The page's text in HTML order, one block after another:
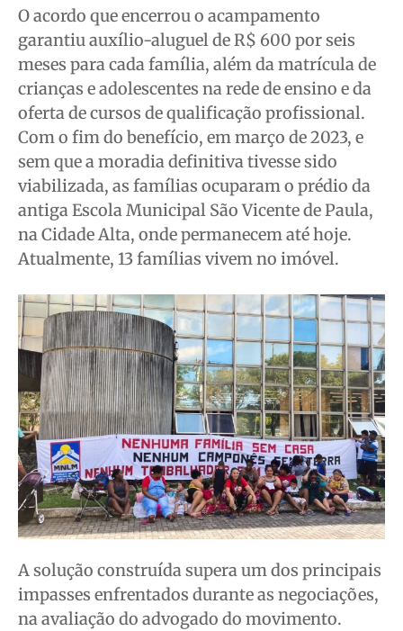
O acordo que encerrou o acampamento
garantiu auxílio-aluguel de R$ 600 por seis
meses para cada família, além da matrícula de
crianças e adolescentes na rede de ensino e da
oferta de cursos de qualificação profissional.
Com o fim do benefício, em março de 2023, e
sem que a moradia definitiva tivesse sido
viabilizada, as famílias ocuparam o prédio da
antiga Escola Municipal São Vicente de Paula,
na Cidade Alta, onde permanecem até hoje.
Atualmente, 13 famílias vivem no imóvel.
A solução construída supera um dos principais
impasses enfrentados durante as negociações,
na avaliação do advogado do movimento.